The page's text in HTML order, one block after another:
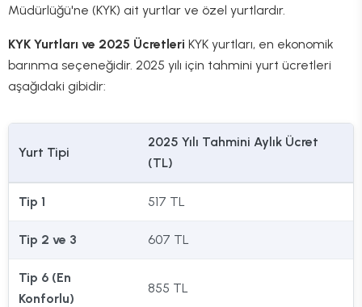
Müdürlüğü'ne (KYK) ait yurtlar ve özel yurtlardır.
KYK Yurtları ve 2025 Ücretleri KYK yurtları, en ekonomik
barınma seçeneğidir. 2025 yılı için tahmini yurt ücretleri
aşağıdaki gibidir:
Yurt Tipi
2025 Yılı Tahmini Aylık Ücret
(TL)
Tip 1 517 TL
Tip 2 ve 3 607 TL
Tip 6 (En
Konforlu)
855 TL